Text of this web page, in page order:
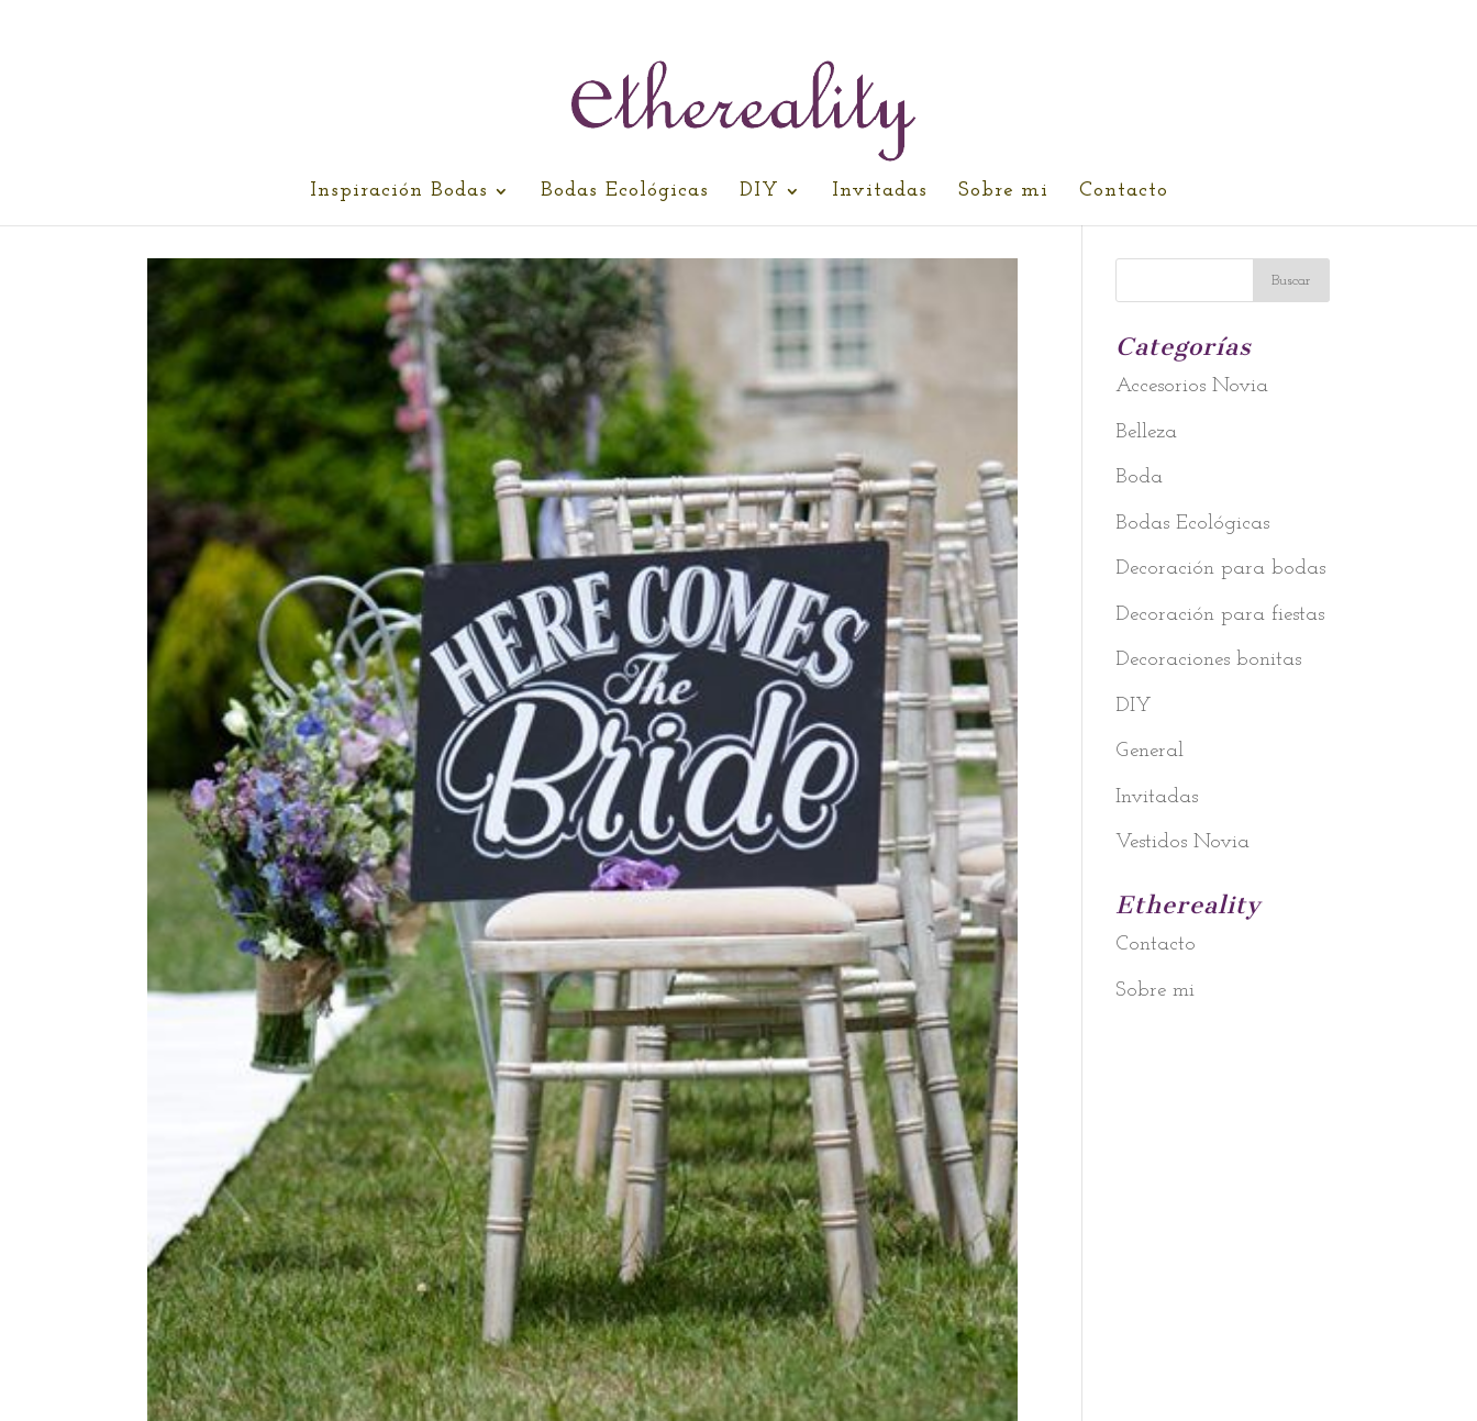
Inspiración Bodas Bodas Ecológicas DIY Invitadas Sobre mi Contacto
Categorías
Accesorios Novia
Belleza
Boda
Bodas Ecológicas
Decoración para bodas
Decoración para fiestas
Decoraciones bonitas
DIY
General
Invitadas
Vestidos Novia
Ethereality
Contacto
Sobre mi